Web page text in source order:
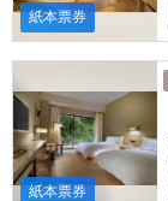
紙本票券
紙本票券